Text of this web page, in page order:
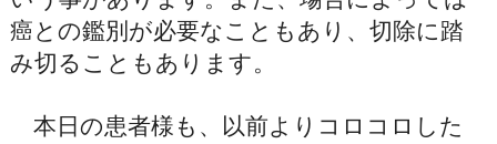
癌との鑑別が必要なこともあり、切除に踏
み切ることもあります。
本日の患者様も、以前よりコロコロした